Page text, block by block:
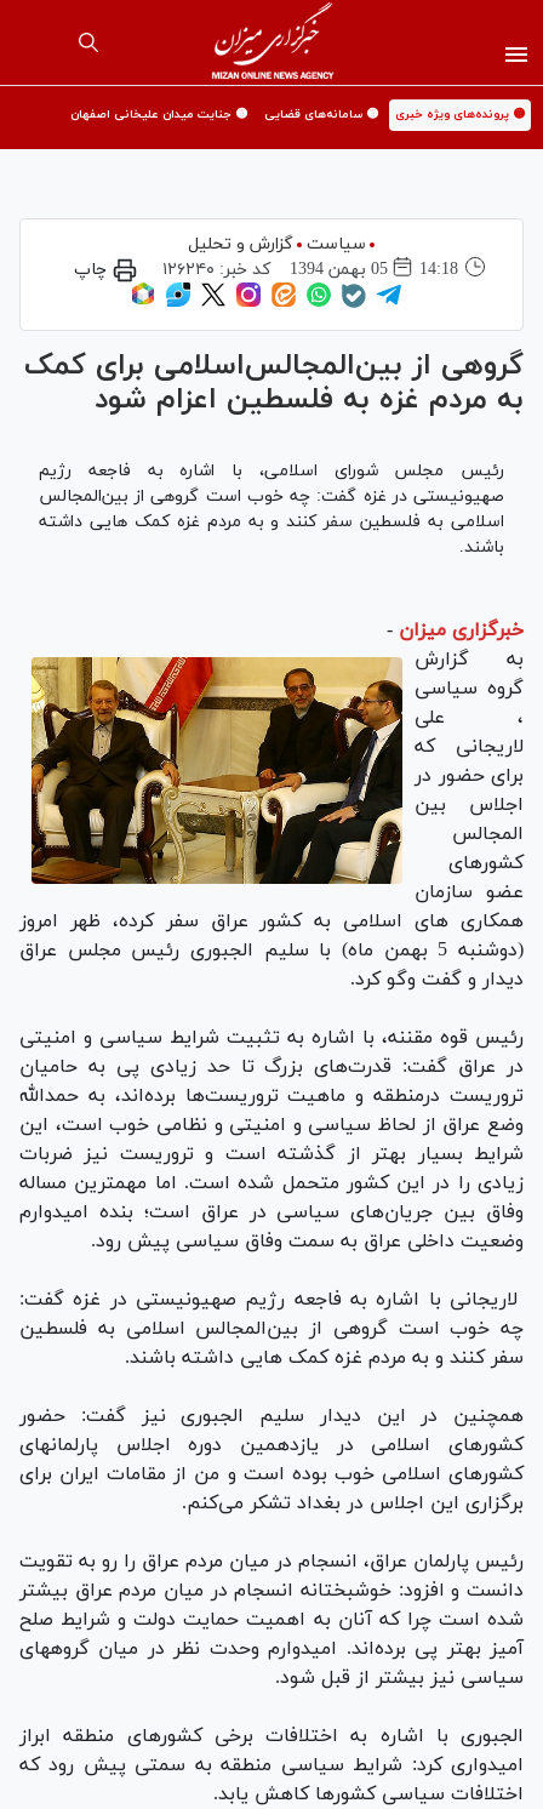
🟡 پرونده‌های ویژه خبری 🟡 سامانه‌های قضایی 🟡 جنایت میدان علیخانی اصفهان
سیاست گزارش و تحلیل
14:18
05 بهمن 1394 کد خبر: ۱۲۶۲۴۰ چاپ
گروهی از بین‌المجالس‌اسلامی برای کمک
به مردم غزه به فلسطین اعزام شود
رئیس مجلس شورای اسلامی، با اشاره به فاجعه رژیم
صهیونیستی در غزه گفت: چه خوب است گروهی از بین‌المجالس
اسلامی به فلسطین سفر کنند و به مردم غزه کمک هایی داشته
باشند.
خبرگزاری میزان -
به گزارش
گروه سیاسی
، علی
لاریجانی که
برای حضور در
اجلاس بین
المجالس
کشورهای
عضو سازمان
همکاری های اسلامی به کشور عراق سفر کرده، ظهر امروز
(دوشنبه 5 بهمن ماه) با سلیم الجبوری رئیس مجلس عراق
دیدار و گفت وگو کرد.
رئیس قوه مقننه، با اشاره به تثبیت شرایط سیاسی و امنیتی
در عراق گفت: قدرت‌های بزرگ تا حد زیادی پی به حامیان
تروریست درمنطقه و ماهیت‌ تروریست‌ها برده‌اند، به حمدالله
وضع عراق از لحاظ سیاسی و امنیتی و نظامی خوب است، این
شرایط بسیار بهتر از گذشته است و تروریست نیز ضربات
زیادی را در این کشور متحمل شده است. اما مهمترین مساله
وفاق بین جریان‌های سیاسی در عراق است؛ بنده امیدوارم
وضعیت داخلی عراق به سمت وفاق سیاسی پیش رود.
لاریجانی با اشاره به فاجعه رژیم صهیونیستی در غزه گفت:
چه خوب است گروهی از بین‌المجالس اسلامی به فلسطین
سفر کنند و به مردم غزه کمک هایی داشته باشند.
همچنین در این دیدار سلیم الجبوری نیز گفت: حضور
کشورهای اسلامی در یازدهمین دوره اجلاس پارلمانهای
کشورهای اسلامی خوب بوده است و من از مقامات ایران برای
برگزاری این اجلاس در بغداد تشکر می‌کنم.
رئیس پارلمان عراق، انسجام در میان مردم عراق را رو به تقویت
دانست و افزود: خوشبختانه انسجام در میان مردم عراق بیشتر
شده است چرا که آنان به اهمیت حمایت دولت و شرایط صلح
آمیز بهتر پی برده‌اند. امیدوارم وحدت نظر در میان گروههای
سیاسی نیز بیشتر از قبل شود.
الجبوری با اشاره به اختلافات برخی کشورهای منطقه ابراز
امیدواری کرد: شرایط سیاسی منطقه به سمتی پیش رود که
اختلافات سیاسی کشورها کاهش یابد.